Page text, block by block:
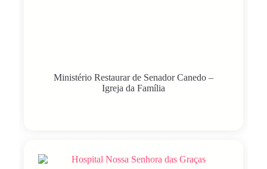
Ministério Restaurar de Senador Canedo –
Igreja da Família